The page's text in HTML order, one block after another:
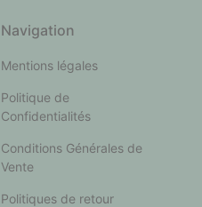
Navigation
Mentions légales
Politique de
Confidentialités
Conditions Générales de
Vente
Politiques de retour